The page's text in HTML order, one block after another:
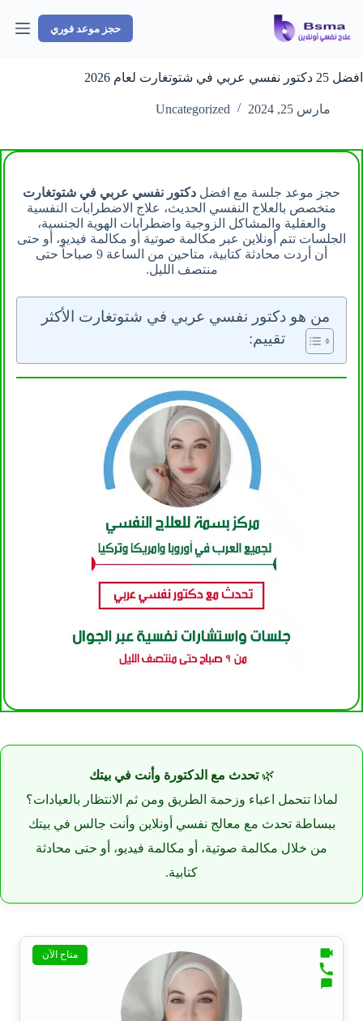
المحتوى
حجز موعد فوري
افضل 25 دكتور نفسي عربي في شتوتغارت لعام 2026
مارس 25, 2024 Uncategorized
حجز موعد جلسة مع افضل دكتور نفسي عربي في شتوتغارت
متخصص بالعلاج النفسي الحديث، علاج الاضطرابات النفسية
والعقلية والمشاكل الزوجية واضطرابات الهوية الجنسية،
الجلسات تتم أونلاين عبر مكالمة صوتية أو مكالمة فيديو، أو حتى
أن أردت محادثة كتابية، متاحين من الساعة 9 صباحاً حتى
منتصف الليل.
من هو دكتور نفسي عربي في شتوتغارت الأكثر
تقييم:
🌿تحدث مع الدكتورة وأنت في بيتك
لماذا تتحمل اعباء وزحمة الطريق ومن ثم الانتظار بالعيادات؟
ببساطة تحدث مع معالج نفسي أونلاين وأنت جالس في بيتك
من خلال مكالمة صوتية، أو مكالمة فيديو، أو حتى محادثة
كتابية.
متاح الآن